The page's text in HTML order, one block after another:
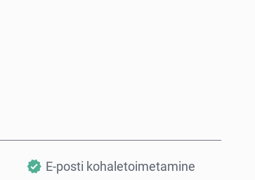
E-posti kohaletoimetamine